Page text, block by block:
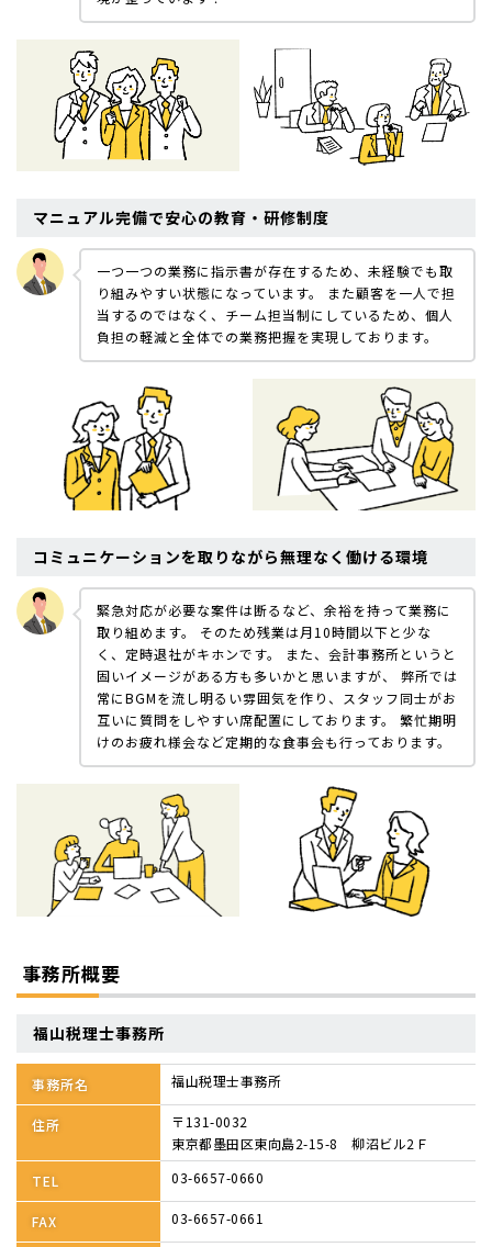
マニュアル完備で安心の教育・研修制度
一つ一つの業務に指示書が存在するため、未経験でも取
り組みやすい状態になっています。
また顧客を一人で担
当するのではなく、チーム担当制にしているため、個人
負担の軽減と全体での業務把握を実現しております。
コミュニケーションを取りながら無理なく働ける環境
緊急対応が必要な案件は断るなど、余裕を持って業務に
取り組めます。 そのため残業は月10時間以下と少な
く、定時退社がキホンです。
また、会計事務所というと
固いイメージがある方も多いかと思いますが、 弊所では
常にBGMを流し明るい雰囲気を作り、スタッフ同士がお
互いに質問をしやすい席配置にしております。
繁忙期明
けのお疲れ様会など定期的な食事会も行っております。
事務所概要
福山税理士事務所
事務所名 福山税理士事務所
住所
〒131-0032
東京都墨田区東向島2-15-8 柳沼ビル2Ｆ
TEL
03-6657-0660
FAX 03-6657-0661